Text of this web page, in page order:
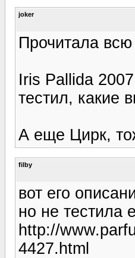
joker
Прочитала
Iris Pallida
тестил, какие
А еще Цирк,
filby
вот его
но не тестила
http://
4427.html